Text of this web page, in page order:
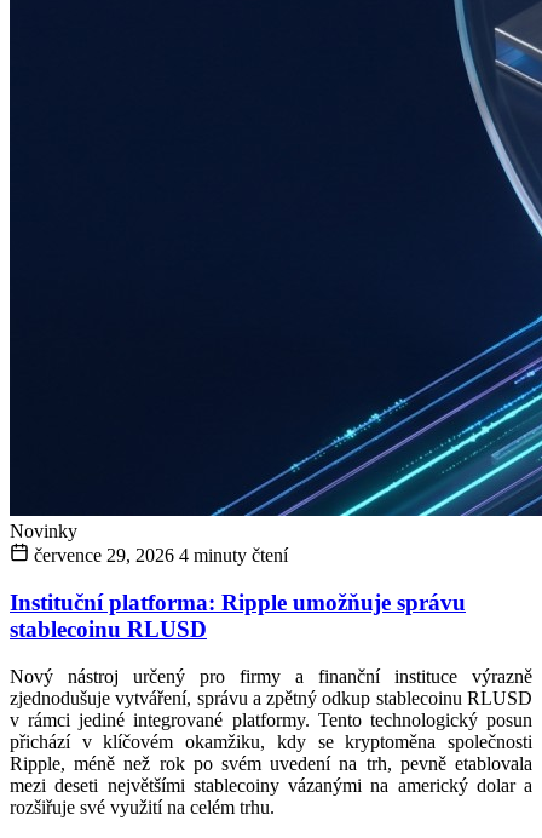
Novinky
července 29, 2026 4 minuty čtení
Instituční platforma: Ripple umožňuje správu
stablecoinu RLUSD
Nový nástroj určený pro firmy a finanční instituce výrazně
zjednodušuje vytváření, správu a zpětný odkup stablecoinu RLUSD
v rámci jediné integrované platformy. Tento technologický posun
přichází v klíčovém okamžiku, kdy se kryptoměna společnosti
Ripple, méně než rok po svém uvedení na trh, pevně etablovala
mezi deseti největšími stablecoiny vázanými na americký dolar a
rozšiřuje své využití na celém trhu.